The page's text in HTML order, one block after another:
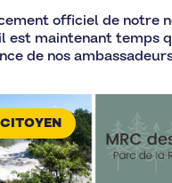
officiel de notre
est maintenant temps
de nos